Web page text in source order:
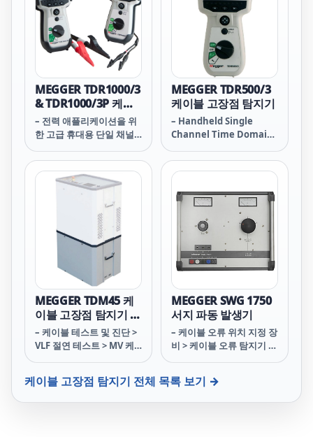
MEGGER TDR1000/3
& TDR1000/3P 케이
블 고장점 탐지기
– 전력 애플리케이션을 위
한 고급 휴대용 단일 채널
MEGGER TDR500/3
케이블 고장점 탐지기
– Handheld Single
Channel Time Domain
MEGGER TDM45 케
이블 고장점 탐지기 시
리즈
– 케이블 테스트 및 진단 >
VLF 절연 테스트 > MV 케
MEGGER SWG 1750
서지 파동 발생기
– 케이블 오류 위치 지정 장
비 > 케이블 오류 탐지기 및
케이블 고장점 탐지기 전체 목록 보기 →